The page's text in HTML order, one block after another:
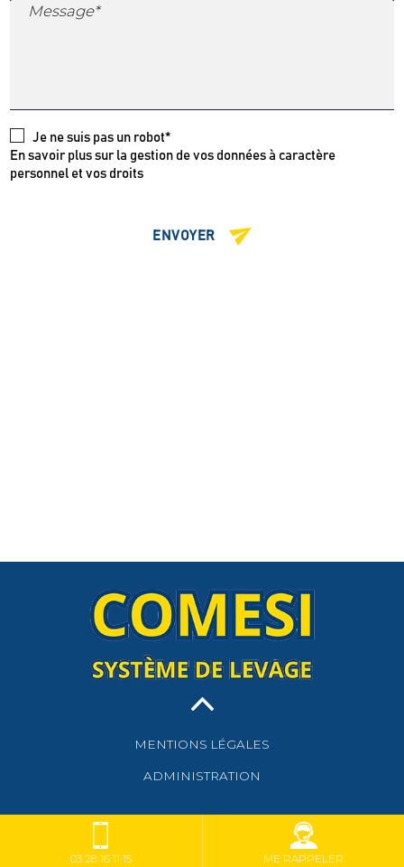
Message*
Je ne suis pas un robot*
En savoir plus sur la gestion de vos données à caractère
personnel et vos droits
ENVOYER
MENTIONS LÉGALES
ADMINISTRATION
03 28 16 11 15 ME RAPPELER